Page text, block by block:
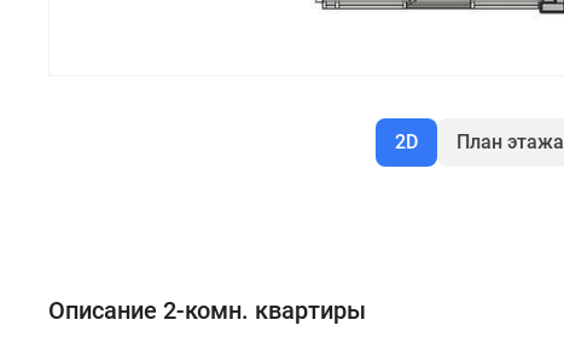
2D План этажа
Описание 2-комн. квартиры